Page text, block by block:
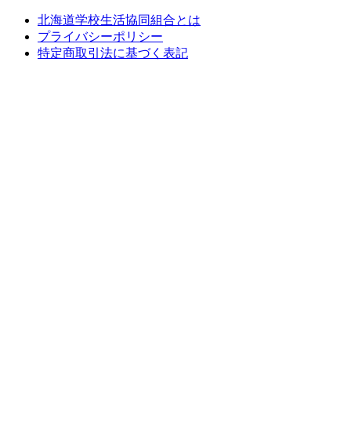
北海道学校生活協同組合とは
プライバシーポリシー
特定商取引法に基づく表記